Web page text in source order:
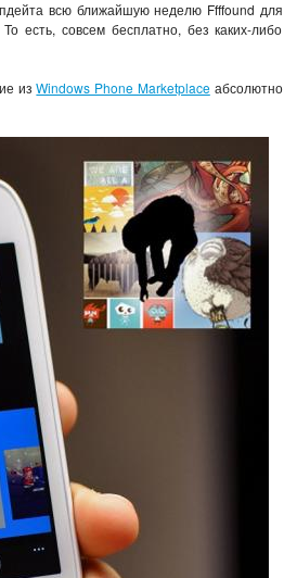
всю ближайшую неделю Ffffound для
есть, совсем бесплатно, без каких-либо
изWindows Phone Marketplaceабсолютно